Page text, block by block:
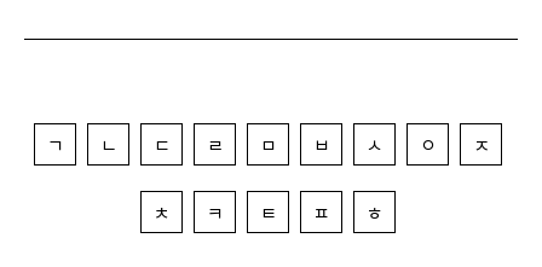
ㄱ ㄴ ㄷ ㄹ ㅁ ㅂ ㅅ ㅇ ㅈ
ㅊ ㅋ ㅌ ㅍ ㅎ